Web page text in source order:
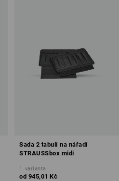
Sada 2 tabulí na nářadí
STRAUSSbox midi
1 varianta
od 945,01 Kč